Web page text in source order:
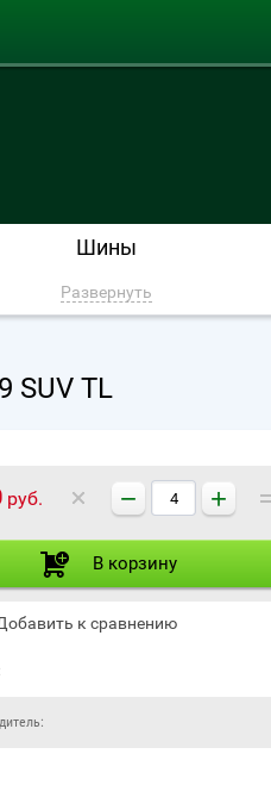
Шины
Развернуть
SUV TL
руб. − +
В корзину
к сравнению